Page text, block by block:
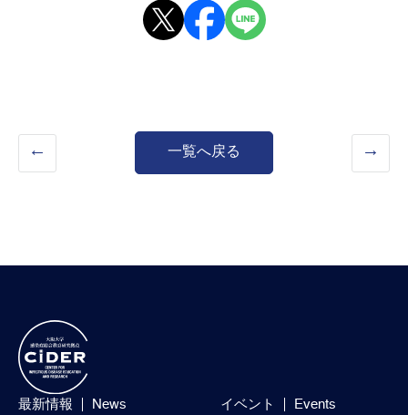
一覧へ戻る
最新情報 News イベント Events